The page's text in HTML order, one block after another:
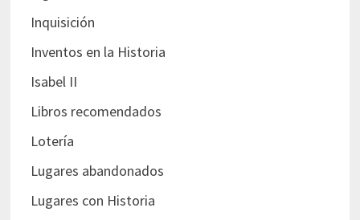
Inquisición
Inventos en la Historia
Isabel II
Libros recomendados
Lotería
Lugares abandonados
Lugares con Historia